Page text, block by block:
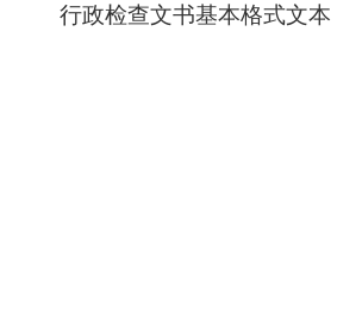
行政检查文书基本格式文